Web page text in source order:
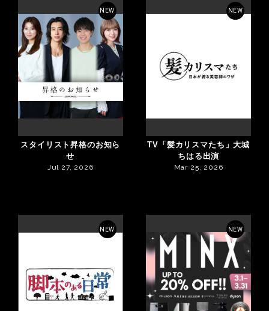
NEW
スタイリスト昇格のお知ら
せ
Jul 27, 2026
NEW
TV「髪カリスマたち」大城
ちはる出演
Mar 25, 2026
NEW NEW